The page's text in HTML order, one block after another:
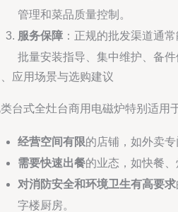
管理和菜品质量控制。
服务保障 ：正规的批发渠道通
批量安装指导、集中维护、备件
应用场景与选购建议
台式全灶台商用电磁炉特别适用
经营空间有限的店铺，如外卖专
需要快速出餐的业态，如快餐、
对消防安全和环境卫生有高要求
字楼厨房。